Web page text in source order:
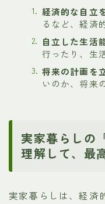
経済的な自立
るなど、経済
自立した生活
行ったり、生
将来の計画を
いのか、将来
実家暮らしの
理解して、最
実家暮らしは、経済